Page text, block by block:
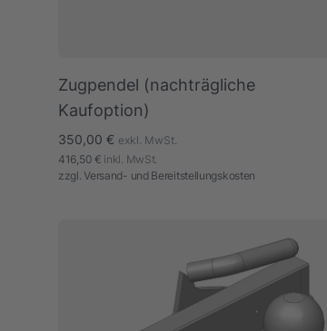
Zugpendel (nachträgliche
Kaufoption)
350,00 € exkl. MwSt.
416,50 € inkl. MwSt.
zzgl.Versand- und Bereitstellungskosten